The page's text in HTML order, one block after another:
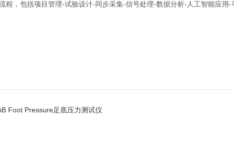
程，包括项目管理-试验设计-同步采集-信号处理-数据分析-人工智能应用
Foot Pressure足底压力测试仪